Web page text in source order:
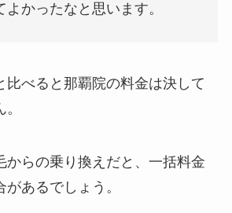
よかったなと思います。
比べると那覇院の料金は決して
からの乗り換えだと、一括料金
あるでしょう。